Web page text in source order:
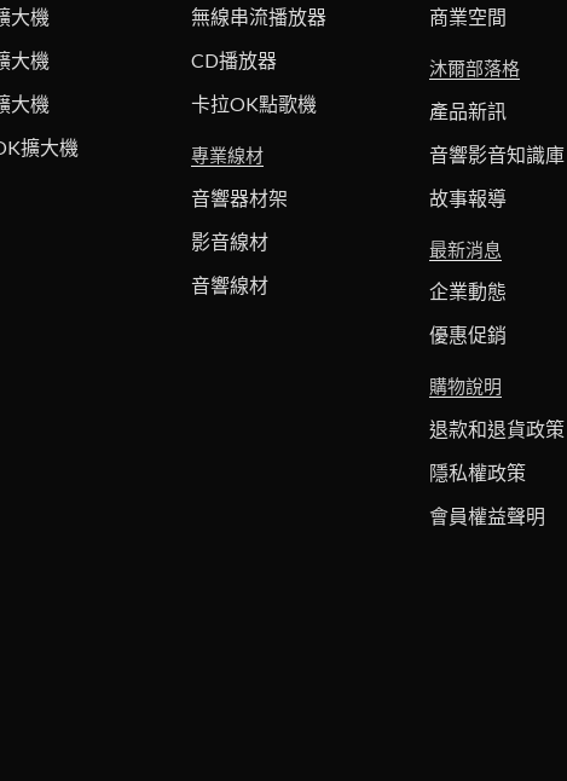
大機
大機
大機
擴大機
無線串流播放器
CD播放器
卡拉OK點歌機
專業線材
音響器材架
影音線材
音響線材
商業空間
沐爾部落格
產品新訊
音響影音知識庫
故事報導
最新消息
企業動態
優惠促銷
購物說明
退款和退貨政策
隱私權政策
會員權益聲明